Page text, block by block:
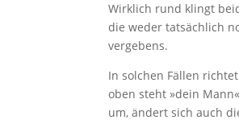
Wirklich rund klingt
die weder tatsächlich
vergebens.
In solchen Fällen
oben steht »dein
um, ändert sich auch